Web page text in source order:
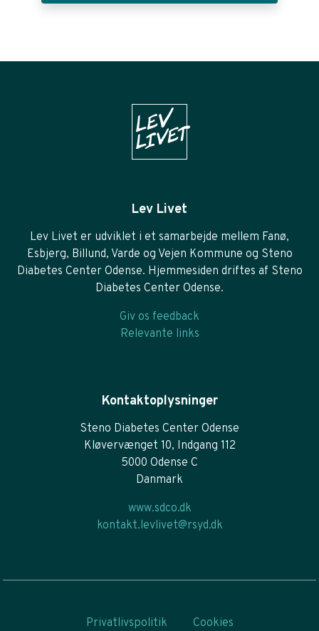
Lev Livet
Lev Livet er udviklet i et samarbejde mellem Fanø,
Esbjerg, Billund, Varde og Vejen Kommune og Steno
Diabetes Center Odense. Hjemmesiden driftes af Steno
Diabetes Center Odense.
Giv os feedback
Relevante links
Kontaktoplysninger
Steno Diabetes Center Odense
Kløvervænget 10, Indgang 112
5000 Odense C
Danmark
www.sdco.dk
kontakt.levlivet@rsyd.dk
Privatlivspolitik Cookies